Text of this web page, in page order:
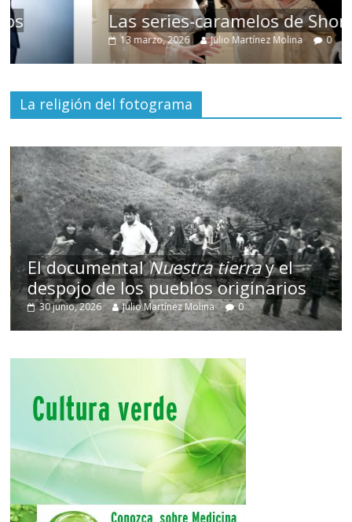
Las series-caramelos de Shondaland
Julio Martínez Molina 0
La religión del fotograma
El documentalNuestra tierray el
despojo de los pueblos originarios
30 junio, 2026 Julio Martínez Molina 0